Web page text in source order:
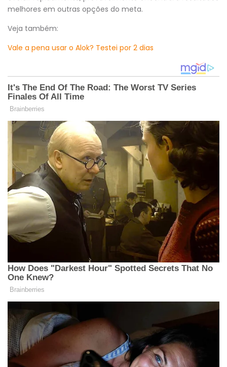
melhores em outras opções do meta.
Veja também:
Vale a pena usar o Alok? Testei por 2 dias